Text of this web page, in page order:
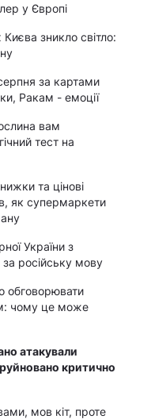
у Європі
зникло світло:
за картами
Ракам - емоції
вам
тест на
та цінові
як супермаркети
України з
російську мову
обговорювати
чому це може
атакували
критично
мов кіт, проте